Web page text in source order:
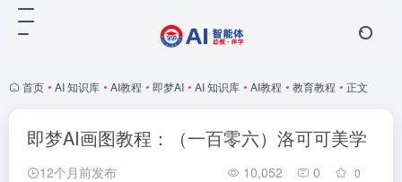
首页 • AI 知识库 • AI教程 • 即梦AI • AI 知识库 • AI教程 • 教育教程 • 正文
即梦AI画图教程：（一百零六）洛可可美学
12个月前发布 10,052 0 0